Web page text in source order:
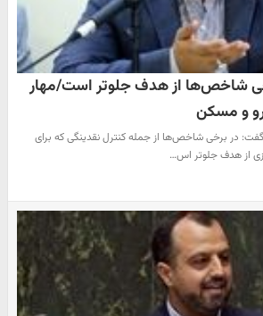
شاخص‌ها از هدف جلوتر است/مهار
و مسکن
گفت: در برخی شاخص‌ها از جمله کنترل نقدینگی که برای
از هدف جلوتر اس…